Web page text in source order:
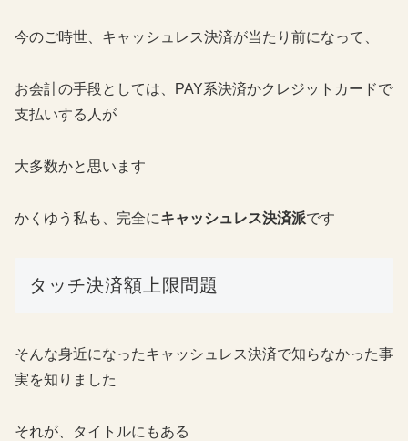
今のご時世、キャッシュレス決済が当たり前になって、
お会計の手段としては、PAY系決済かクレジットカードで
支払いする人が
大多数かと思います
かくゆう私も、完全にキャッシュレス決済派です
タッチ決済額上限問題
そんな身近になったキャッシュレス決済で知らなかった事
実を知りました
それが、タイトルにもある